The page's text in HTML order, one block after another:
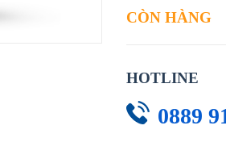
CÒN HÀNG
HOTLINE
0889